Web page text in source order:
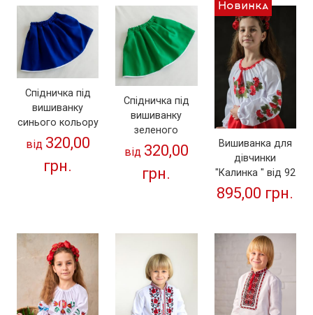
Спідничка під
вишиванку
синього кольору
на резиночці
від 320,00
грн.
Спідничка під
вишиванку
зеленого
кольору на
резиночці
від 320,00
грн.
Новинка
Вишиванка для
дівчинки
"Калинка " від 92
до 146 р
895,00 грн.